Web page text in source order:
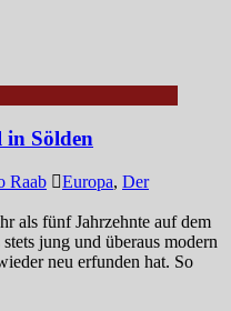
in Sölden
Raab Europa, Der
als fünf Jahrzehnte auf dem
jung und überaus modern
neu erfunden hat. So